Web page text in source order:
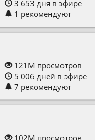
3 653 дня в эфире
1 рекомендуют
121M просмотров
5 006 дней в эфире
7 рекомендуют